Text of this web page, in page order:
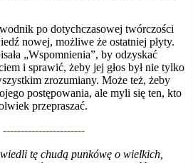
po dotychczasowej twórczości
nowej, możliwe że ostatniej płyty.
„Wspomnienia”, by odzyskać
i sprawić, żeby jej głos był nie tylko
zrozumiany. Może też, żeby
postępowania, ale myli się ten, kto
przepraszać.
-----------------------
tę chudą punkówę o wielkich,